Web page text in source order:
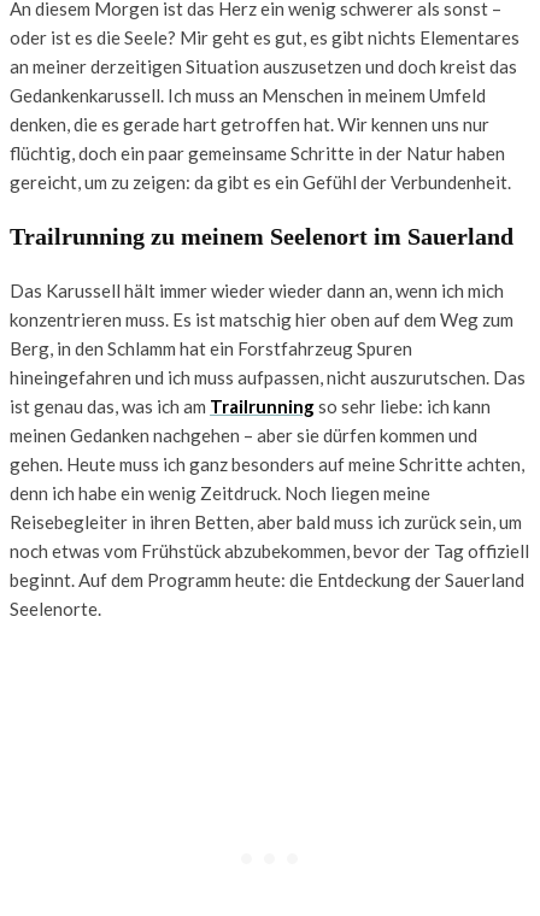
An diesem Morgen ist das Herz ein wenig schwerer als sonst –
oder ist es die Seele? Mir geht es gut, es gibt nichts Elementares
an meiner derzeitigen Situation auszusetzen und doch kreist das
Gedankenkarussell. Ich muss an Menschen in meinem Umfeld
denken, die es gerade hart getroffen hat. Wir kennen uns nur
flüchtig, doch ein paar gemeinsame Schritte in der Natur haben
gereicht, um zu zeigen: da gibt es ein Gefühl der Verbundenheit.
Trailrunning zu meinem Seelenort im Sauerland
Das Karussell hält immer wieder wieder dann an, wenn ich mich
konzentrieren muss. Es ist matschig hier oben auf dem Weg zum
Berg, in den Schlamm hat ein Forstfahrzeug Spuren
hineingefahren und ich muss aufpassen, nicht auszurutschen. Das
ist genau das, was ich am Trailrunningso sehr liebe: ich kann
meinen Gedanken nachgehen – aber sie dürfen kommen und
gehen. Heute muss ich ganz besonders auf meine Schritte achten,
denn ich habe ein wenig Zeitdruck. Noch liegen meine
Reisebegleiter in ihren Betten, aber bald muss ich zurück sein, um
noch etwas vom Frühstück abzubekommen, bevor der Tag offiziell
beginnt. Auf dem Programm heute: die Entdeckung der Sauerland
Seelenorte.